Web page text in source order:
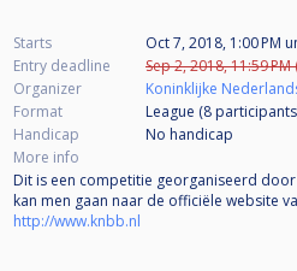
Starts Oct 7, 2018, 1:00 PM
Entry deadline
Sep 2, 2018, 11:59
Organizer
Koninklijke
Format
League (8 participants
Handicap
No handicap
More info
Dit is een competitie georganiseerd
kan men gaan naar de officiële website
http://www.knbb.nl